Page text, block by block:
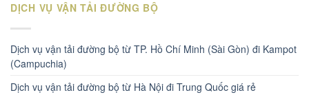
DỊCH VỤ VẬN TẢI ĐƯỜNG BỘ
Dịch vụ vận tải đường bộ từ TP. Hồ Chí Minh (Sài Gòn) đi Kampot
(Campuchia)
Dịch vụ vận tải đường bộ từ Hà Nội đi Trung Quốc giá rẻ